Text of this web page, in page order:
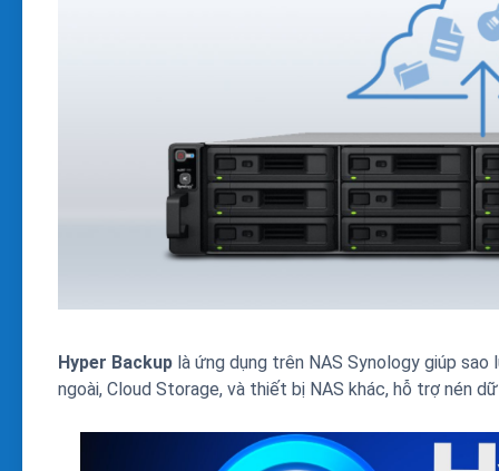
Hyper Backup là ứng dụng trên NAS Synology giúp
ngoài, Cloud Storage, và thiết bị NAS khác, hỗ trợ nén